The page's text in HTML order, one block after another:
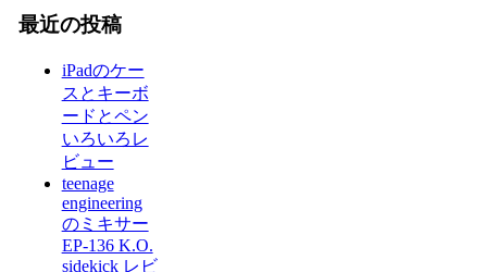
最近の投稿
iPadのケー
スとキーボ
ードとペン
いろいろレ
ビュー
teenage
engineering
のミキサー
EP-136 K.O.
sidekick レビ